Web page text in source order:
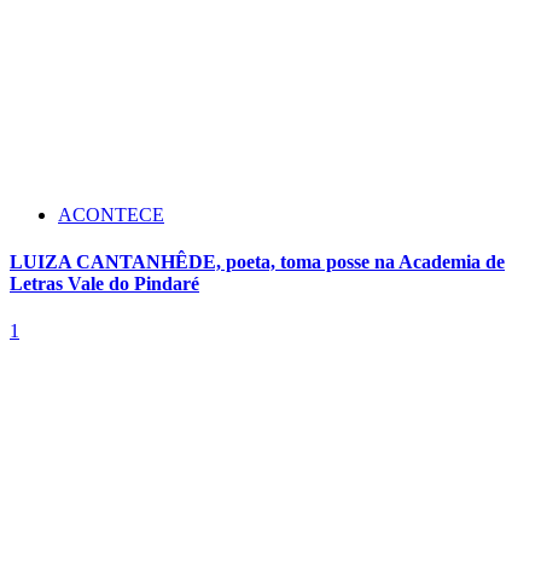
ACONTECE
LUIZA CANTANHÊDE, poeta, toma posse na Academia de
Letras Vale do Pindaré
1